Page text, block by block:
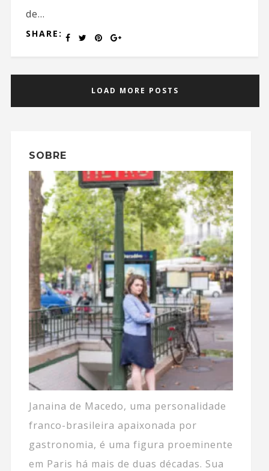
de...
SHARE:
LOAD MORE POSTS
SOBRE
Janaina de Macedo, uma personalidade
franco-brasileira apaixonada por
gastronomia, é uma figura proeminente
em Paris há mais de duas décadas. Sua